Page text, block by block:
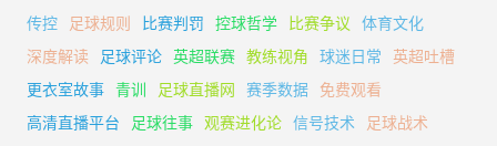
传控
足球规则 比赛判罚 控球哲学 比赛争议
体育文化
深度解读
足球评论 英超联赛 教练视角 球迷日常
英超吐槽
更衣室故事
青训 足球直播网 赛季数据
免费观看
高清直播平台
足球往事 观赛进化论 信号技术
足球战术